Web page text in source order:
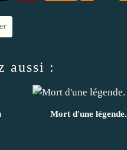
aussi :
Mort d'une légende.